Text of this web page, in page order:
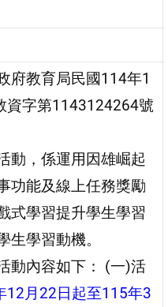
府教育局民國114年1
資字第1143124264號
動，係運用因雄崛起
功能及線上任務獎勵
式學習提升學生學習
生學習動機。
動內容如下： (一)活
12月22日起至115年3